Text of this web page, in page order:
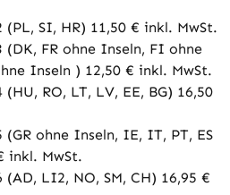
(PL, SI, HR) 11,50 € inkl. MwSt.
(DK, FR ohne Inseln, FI ohne
Inseln ) 12,50 € inkl. MwSt.
(HU, RO, LT, LV, EE, BG) 16,50
(GR ohne Inseln, IE, IT, PT, ES
inkl. MwSt.
(AD, LI2, NO, SM, CH) 16,95 €